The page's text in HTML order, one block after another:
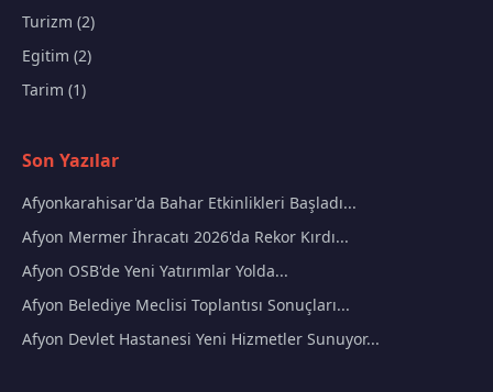
Turizm (2)
Egitim (2)
Tarim (1)
Son Yazılar
Afyonkarahisar'da Bahar Etkinlikleri Başladı...
Afyon Mermer İhracatı 2026'da Rekor Kırdı...
Afyon OSB'de Yeni Yatırımlar Yolda...
Afyon Belediye Meclisi Toplantısı Sonuçları...
Afyon Devlet Hastanesi Yeni Hizmetler Sunuyor...